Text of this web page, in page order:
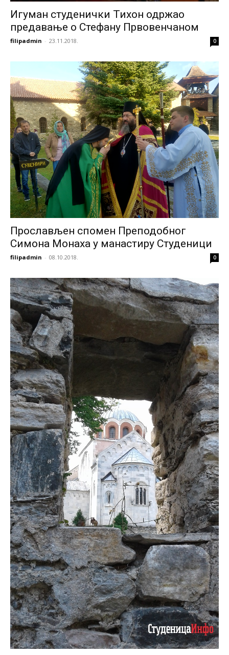
Игуман студенички Тихон одржао
предавање о Стефану Првовенчаном
filipadmin - 23.11.2018. 0
Прослављен спомен Преподобног
Симона Монаха у манастиру Студеници
filipadmin - 08.10.2018. 0